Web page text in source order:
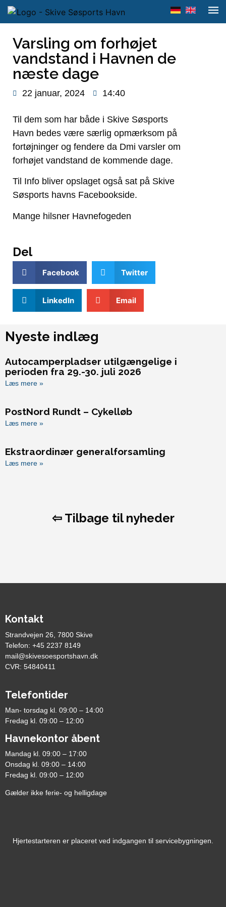
Varsling om forhøjet
vandstand i Havnen de
næste dage
22 januar, 2024 14:40
Til dem som har både i Skive Søsports
Havn bedes være særlig opmærksom på
fortøjninger og fendere da Dmi varsler om
forhøjet vandstand de kommende dage.
Til Info bliver opslaget også sat på Skive
Søsports havns Facebookside.
Mange hilsner Havnefogeden
Del
Facebook Twitter
LinkedIn Email
Nyeste indlæg
Autocamperpladser utilgængelige i
perioden fra 29.-30. juli 2026
Læs mere »
PostNord Rundt – Cykelløb
Læs mere »
Ekstraordinær generalforsamling
Læs mere »
⇦ Tilbage til nyheder
Kontakt
Strandvejen 26, 7800 Skive
Telefon: +45 2237 8149
mail@skivesoesportshavn.dk
CVR: 54840411
Telefontider
Man- torsdag kl. 09:00 – 14:00
Fredag kl. 09:00 – 12:00
Havnekontor åbent
Mandag kl. 09:00 – 17:00
Onsdag kl. 09:00 – 14:00
Fredag kl. 09:00 – 12:00
Gælder ikke ferie- og helligdage
Hjertestarteren er placeret ved indgangen til servicebygningen.